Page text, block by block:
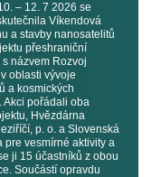
– 12. 7 2026 se
Víkendová
a stavby nanosatelitů
přeshraniční
názvem Rozvoj
oblasti vývoje
a kosmických
Akci pořádali oba
Hvězdárna
p. o. a Slovenská
pre vesmírné aktivity a
ji 15 účastníků z obou
Součástí opravdu